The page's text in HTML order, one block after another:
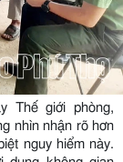
Thế giới phòng,
nhìn nhận rõ hơn
nguy hiểm này.